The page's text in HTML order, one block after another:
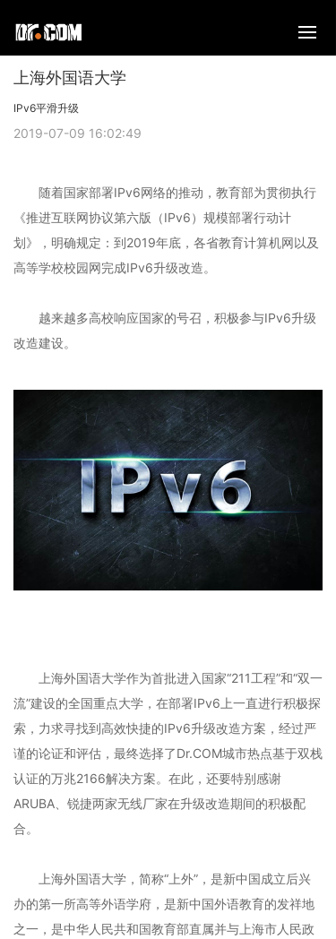
上海外国语大学
IPv6平滑升级
2019-07-09 16:02:49
随着国家部署IPv6网络的推动，教育部为贯彻执行
《推进互联网协议第六版（IPv6）规模部署行动计
划》，明确规定：到2019年底，各省教育计算机网以及
高等学校校园网完成IPv6升级改造。
越来越多高校响应国家的号召，积极参与IPv6升级
改造建设。
上海外国语大学作为首批进入国家“211工程”和“双一
流”建设的全国重点大学，在部署IPv6上一直进行积极探
索，力求寻找到高效快捷的IPv6升级改造方案，经过严
谨的论证和评估，最终选择了Dr.COM城市热点基于双栈
认证的万兆2166解决方案。在此，还要特别感谢
ARUBA、锐捷两家无线厂家在升级改造期间的积极配
合。
上海外国语大学，简称“上外”，是新中国成立后兴
办的第一所高等外语学府，是新中国外语教育的发祥地
之一，是中华人民共和国教育部直属并与上海市人民政